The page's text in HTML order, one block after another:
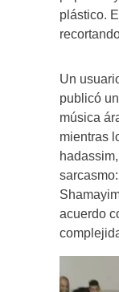
plástico.
Un
publicó
música
mientras
acuerdo